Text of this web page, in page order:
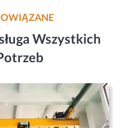
Wszystkich